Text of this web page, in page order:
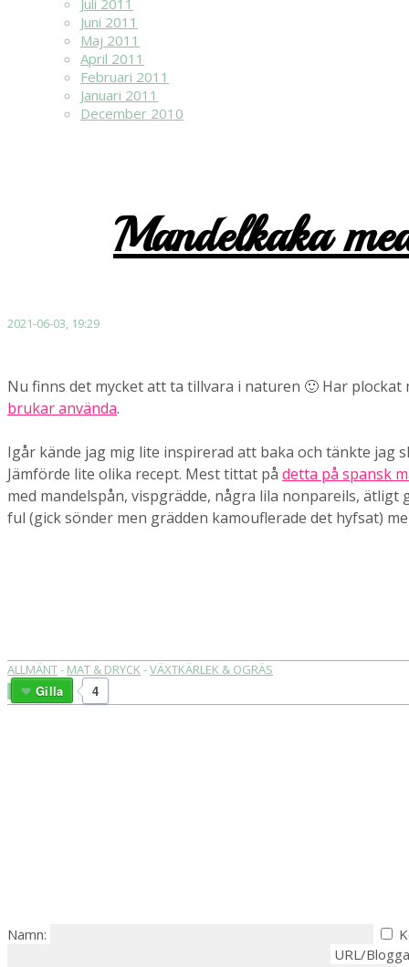
Juli 2011
Juni 2011
Maj 2011
April 2011
Februari 2011
Januari 2011
December 2010
Mandelkaka
2021-06-03, 19:29
Nu finns det mycket att ta tillvara i naturen 🙂 Har
brukar använda.
Igår kände jag mig lite inspirerad att baka och tänkte
Jämförde lite olika recept. Mest tittat på detta på spansk
med mandelspån, vispgrädde, några lila nonpareils,
ful (gick sönder men grädden kamouflerade det hyfsat)
ALLMÄNT- MAT & DRYCK -VÄXTKÄRLEK & OGRÄS
4
Gilla
Namn:
URL/